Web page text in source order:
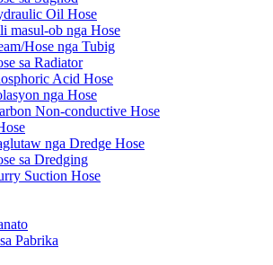
Oil Hose
masul-ob nga Hose
Hose nga Tubig
sa Radiator
Acid Hose
nga Hose
Non-conductive Hose
nga Dredge Hose
sa Dredging
Suction Hose
Pabrika